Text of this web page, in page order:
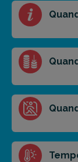
Riassunto
Scegli il formato
Breve
prossima
FAI